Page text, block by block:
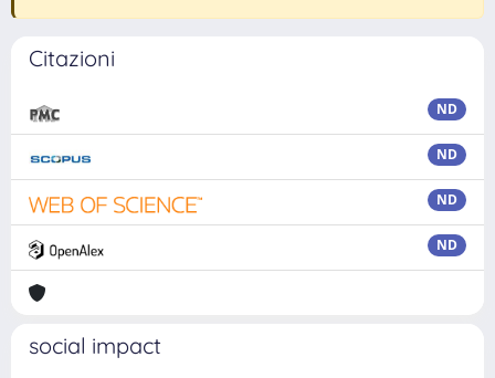
Citazioni
ND
ND
ND
ND
social impact